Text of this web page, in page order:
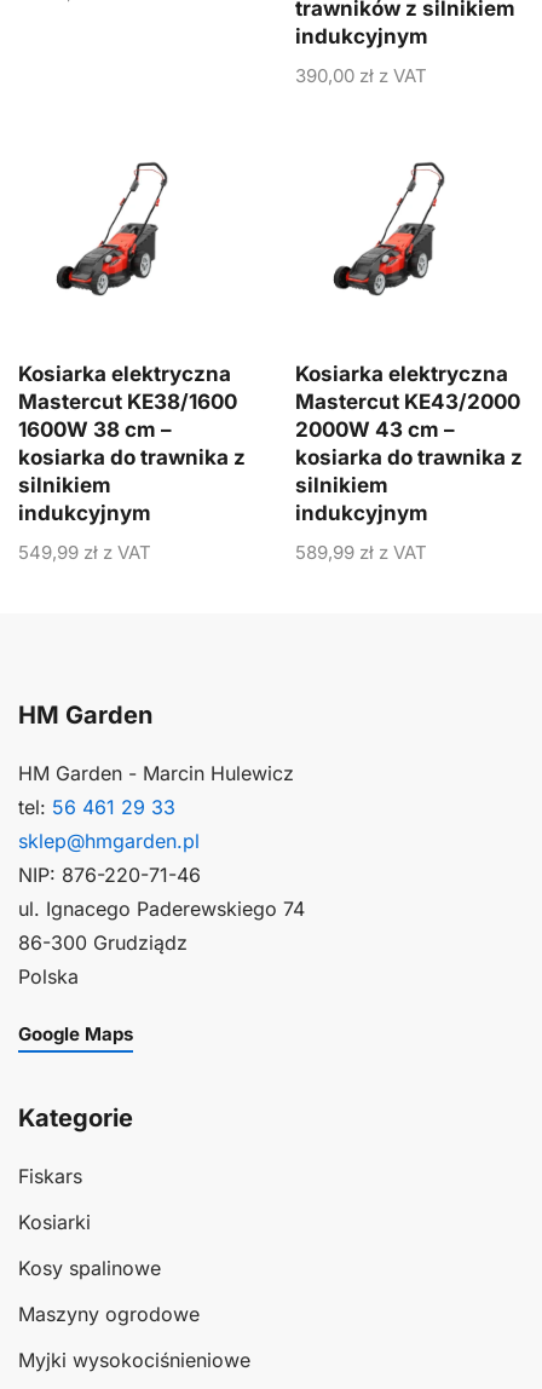
trawników z silnikiem
indukcyjnym
390,00 zł z VAT
Kosiarka elektryczna
Mastercut KE38/1600
1600W 38 cm –
kosiarka do trawnika z
silnikiem
indukcyjnym
549,99 zł z VAT
Kosiarka elektryczna
Mastercut KE43/2000
2000W 43 cm –
kosiarka do trawnika z
silnikiem
indukcyjnym
589,99 zł z VAT
HM Garden
HM Garden - Marcin Hulewicz
tel: 56 461 29 33
sklep@hmgarden.pl
NIP: 876-220-71-46
ul. Ignacego Paderewskiego 74
86-300 Grudziądz
Polska
Google Maps
Kategorie
Fiskars
Kosiarki
Kosy spalinowe
Maszyny ogrodowe
Myjki wysokociśnieniowe